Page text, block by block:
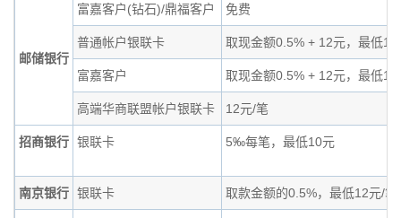
邮储银行
富嘉客户(钻石)/鼎福客户 免费
普通帐户银联卡 取现金额0.5% + 12元，最低
富嘉客户 取现金额0.5% + 12元，最低
高端华商联盟帐户银联卡 12元/笔
招商银行 银联卡 5‰每笔，最低10元
南京银行 银联卡 取款金额的0.5%，最低12元/笔